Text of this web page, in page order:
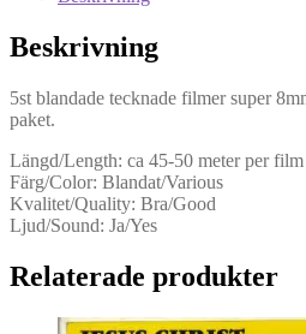
mängd
Beskrivning
5st blandade tecknade filmer super
paket.
Längd/Length: ca 45-50 meter per
Färg/Color: Blandat/Various
Kvalitet/Quality: Bra/Good
Ljud/Sound: Ja/Yes
Relaterade produkter